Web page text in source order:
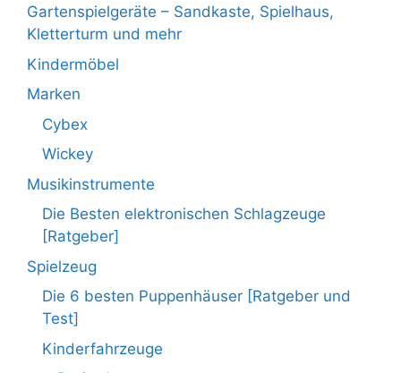
Gartenspielgeräte – Sandkaste, Spielhaus,
Kletterturm und mehr
Kindermöbel
Marken
Cybex
Wickey
Musikinstrumente
Die Besten elektronischen Schlagzeuge
[Ratgeber]
Spielzeug
Die 6 besten Puppenhäuser [Ratgeber und
Test]
Kinderfahrzeuge